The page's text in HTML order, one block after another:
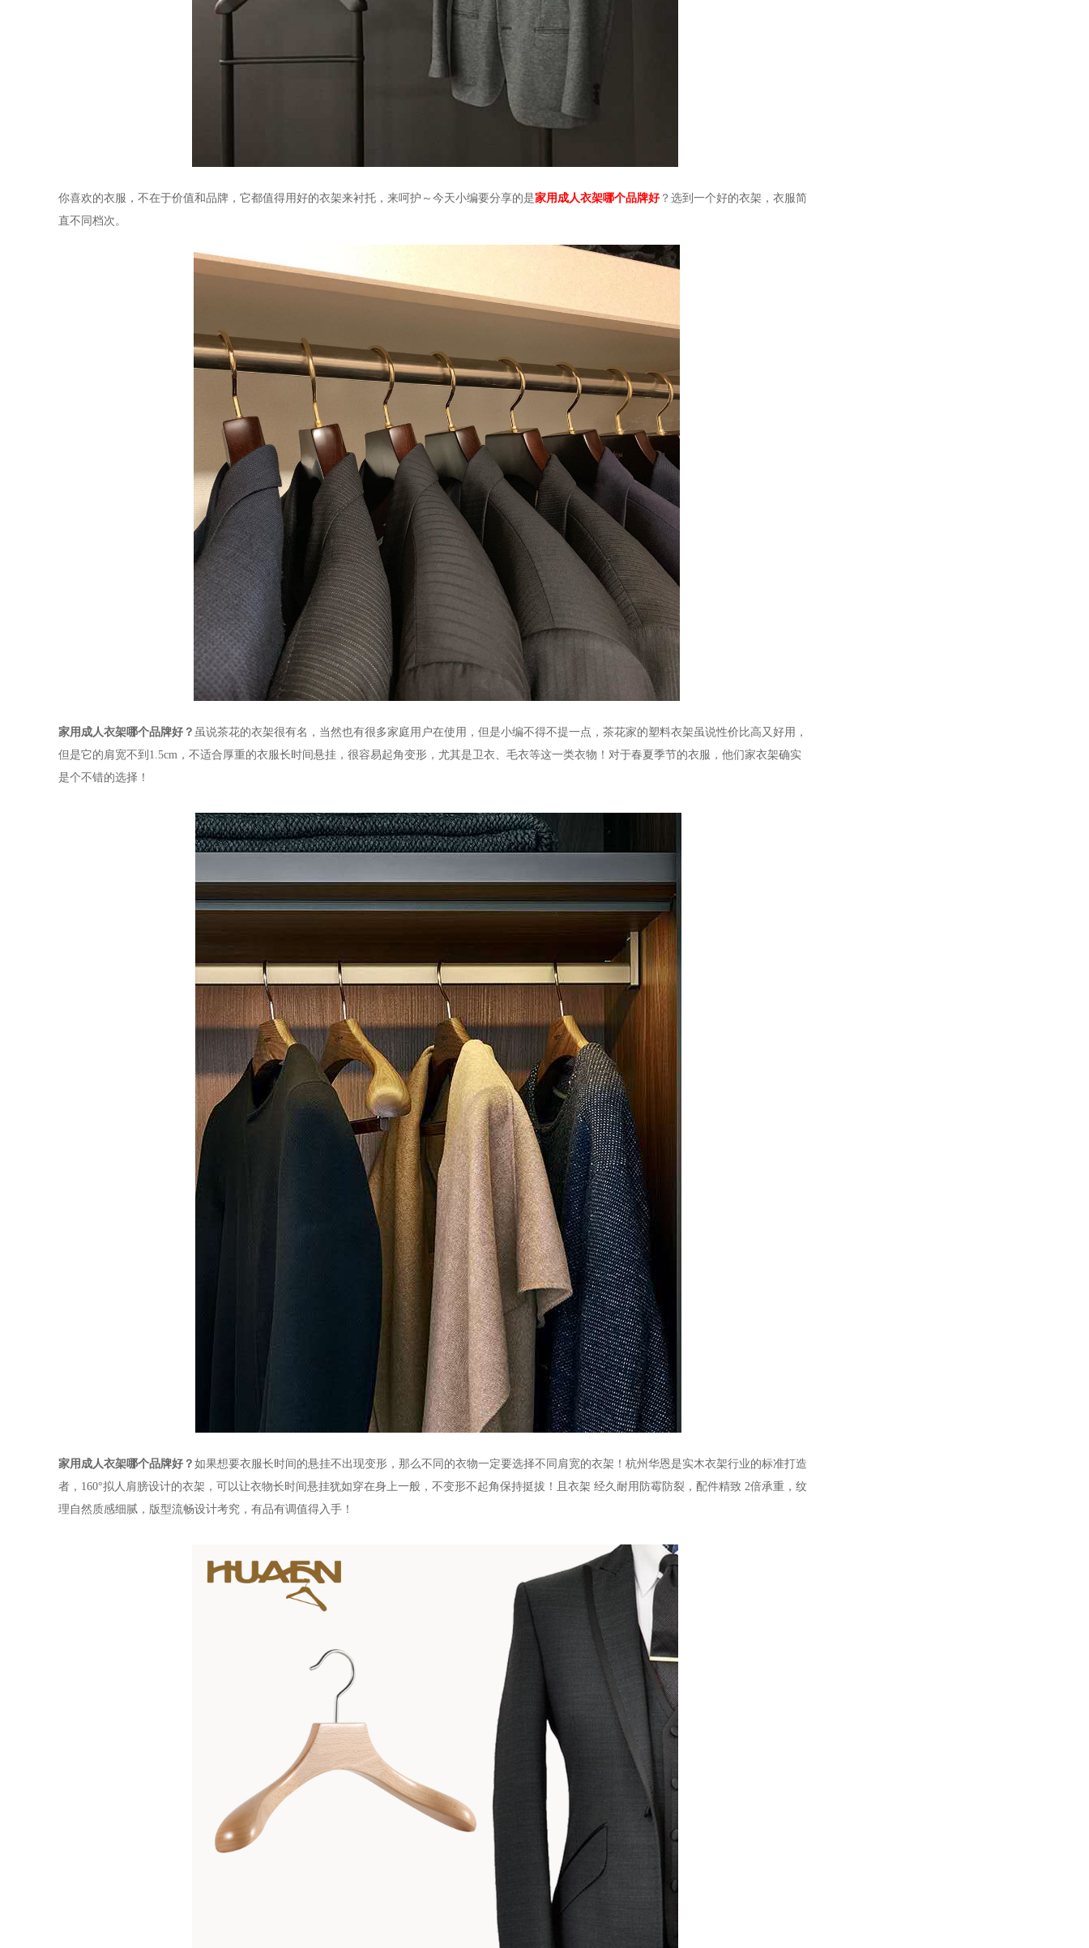
你喜欢的衣服，不在于价值和品牌，它都值得用好的衣架来衬托，来呵护～今天小编要分享的是家用成人衣架哪个品牌好？选到一个好的衣架，衣服简
直不同档次。
家用成人衣架哪个品牌好？ 虽说茶花的衣架很有名，当然也有很多家庭用户在使用，但是小编不得不提一点，茶花家的塑料衣架虽说性价比高又好用，
但是它的肩宽不到1.5cm，不适合厚重的衣服长时间悬挂，很容易起角变形，尤其是卫衣、毛衣等这一类衣物！对于春夏季节的衣服，他们家衣架确实
是个不错的选择！
家用成人衣架哪个品牌好？ 如果想要衣服长时间的悬挂不出现变形，那么不同的衣物一定要选择不同肩宽的衣架！ 杭州华恩是实木衣架行业的标准打造
者，160°拟人肩膀设计的衣架，可以让衣物长时间悬挂犹如穿在身上一般，不变形不起角保持挺拔！且衣架 经久耐用防霉防裂，配件精致 2倍承重，纹
理自然质感细腻，版型流畅设计考究，有品有调值得入手！